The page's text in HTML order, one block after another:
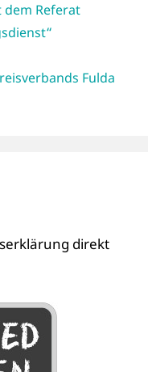
dem Referat
Fulda
direkt